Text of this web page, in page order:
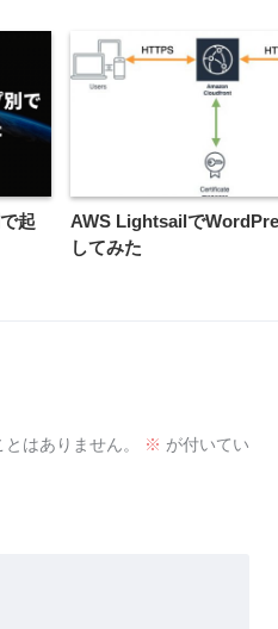
起
AWS Lightsailで
してみた
はありません。 ※ が付いてい